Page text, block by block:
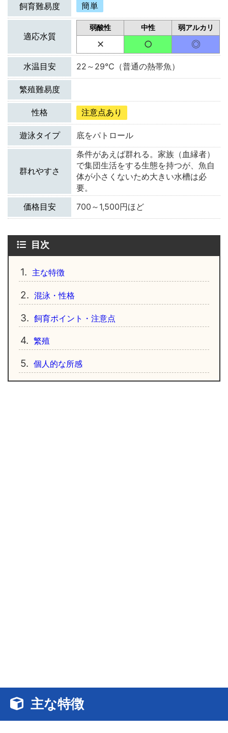
飼育難易度 簡単
適応水質
弱酸性 中性 弱アルカリ
✕ ○ ◎
水温目安 22～29℃（普通の熱帯魚）
繁殖難易度
性格 注意点あり
遊泳タイプ 底をパトロール
群れやすさ
条件があえば群れる。家族（血縁者）
で集団生活をする生態を持つが、魚自
体が小さくないため大きい水槽は必
要。
価格目安
700～1,500円ほど
目次
1. 主な特徴
2. 混泳・性格
3. 飼育ポイント・注意点
4. 繁殖
5. 個人的な所感
主な特徴